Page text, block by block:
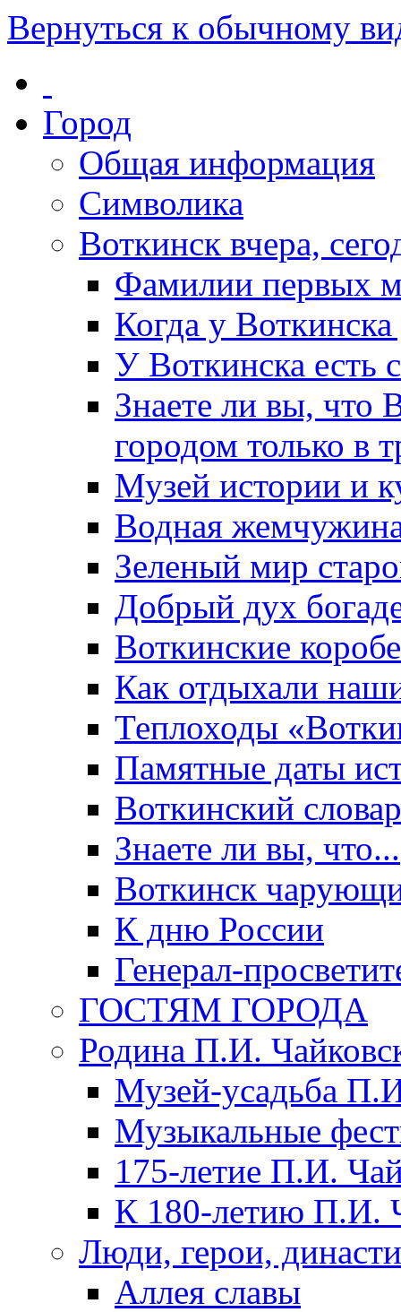
Вернуться к обычному
Город
Общая информация
Символика
Воткинск вчера,
Фамилии первых
Когда у
У Воткинска есть
Знаете ли вы, что
городом только в
Музей истории и
Водная
Зеленый мир
Добрый дух
Воткинские
Как отдыхали
Теплоходы
Памятные даты
Воткинский
Знаете ли вы, что...
Воткинск
К дню России
Генерал-
ГОСТЯМ ГОРОДА
Родина П.И.
Музей-усадьба
Музыкальные
175-летие П.И.
К 180-летию П.И.
Люди, герои,
Аллея славы